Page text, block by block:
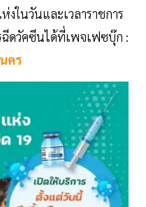
ในวันและเวลาราชการ
ฉีดวัคซีนได้ที่เพจเฟซบุ๊ก :
คร